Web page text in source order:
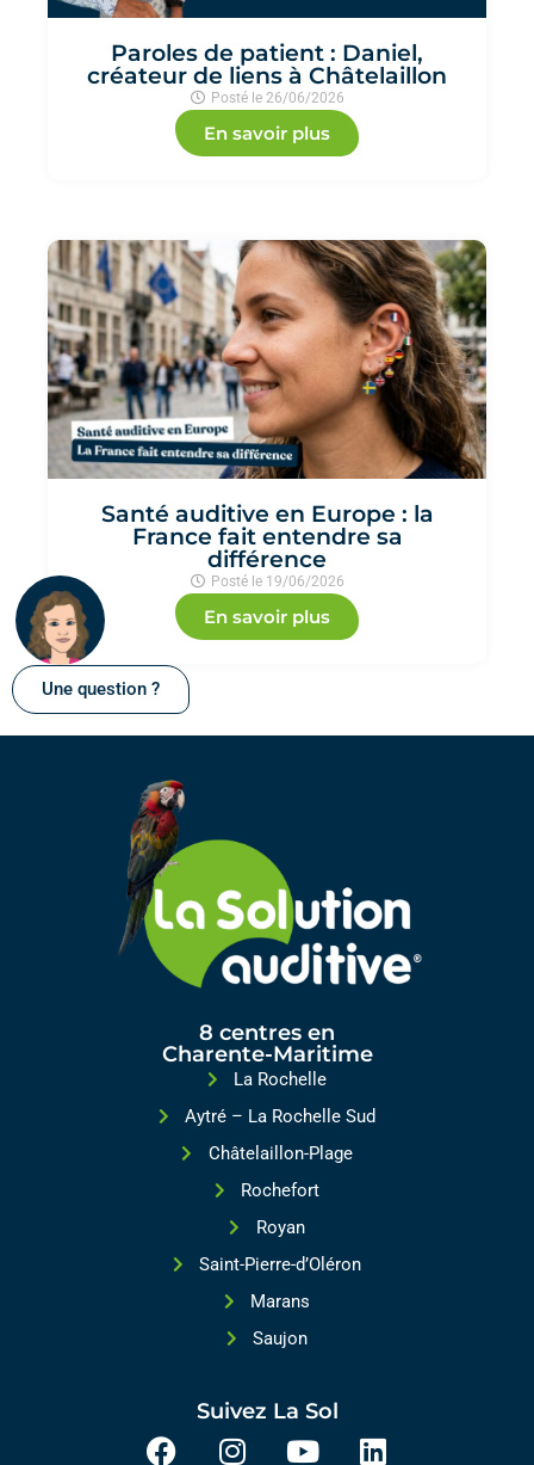
Paroles de patient : Daniel,
créateur de liens à Châtelaillon
Posté le 26/06/2026
En savoir plus
Santé auditive en Europe : la
France fait entendre sa
différence
Posté le 19/06/2026
En savoir plus
Une question ?
8 centres en
Charente-Maritime
La Rochelle
Aytré – La Rochelle Sud
Châtelaillon-Plage
Rochefort
Royan
Saint-Pierre-d’Oléron
Marans
Saujon
Suivez La Sol